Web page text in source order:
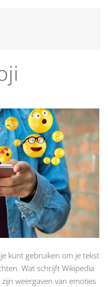
kunt gebruiken om je tekst
Wat schrijft Wikipedia
weergaven van emoties